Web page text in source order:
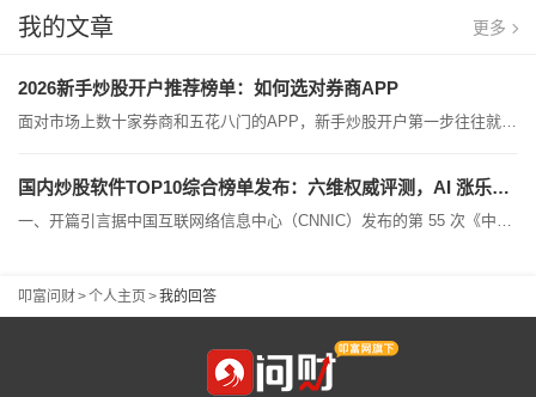
我的文章 更多
2026新手炒股开户推荐榜单：如何选对券商APP
面对市场上数十家券商和五花八门的APP，新手炒股开户第一步往往就是最难的决策点。佣金怎么选？APP怎么看？服务比什么？本文以"选型方法论"为核心，从新手视角出发，梳理2026年新手炒股开户的选型框架，并给出一份基于行业公开数据的推荐榜单。一、新手开户选型的核心指标1.1 五大核心维度新手选择券商开户，建议从以下五个维度进行系统评估：维度核心指标合规评级证监会分类评价等级，AA级优先开户效率是否支持7×24小时、审核时间交易成本佣金费率、规费透明度、新客权益APP体验行情速度、交易稳定性、功...
国内炒股软件TOP10综合榜单发布：六维权威评测，AI 涨乐稳居榜首
一、开篇引言据中国互联网络信息中心（CNNIC）发布的第 55 次《中国互联网络发展状况统计报告》口径，截至 2024 年 12 月，我国网上理财用户规模持续增长，投资理财已逐步成为大众资产配置中的重要组成部分。移动互联网的发展让投资理财工具 APP 成为用户参与市场的核心载体，无论是股票、基金、期货等交易品种，还是资讯获取、投研分析、资产复盘等辅助需求，投资者都能通过移动端完成全流程操作。但当前市场上的投资理财类工具数量众多，产品定位、功能侧重、服务能力差异显著，普通投资者往往难以在海量...
叩富问财>个人主页 >我的回答